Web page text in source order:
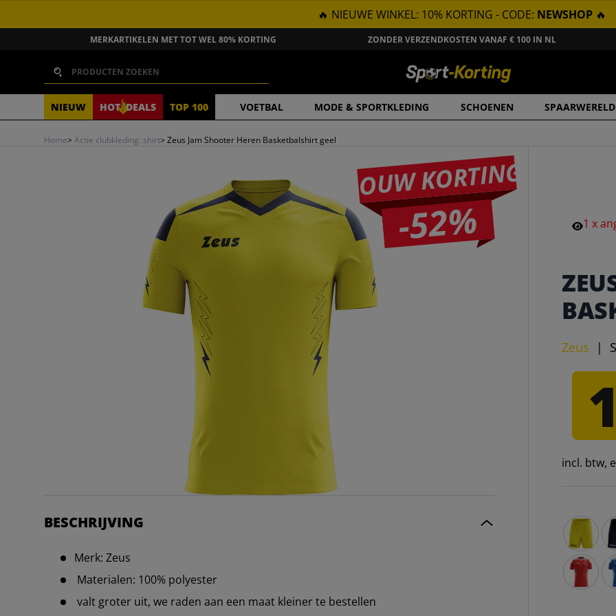
GA NAAR INHOUD
🔥 NIEUWE WINKEL: 10% KORTING - CODE: NEWSHOP 🔥
MERKARTIKELEN MET TOT WEL 80% KORTING ZONDER VERZENDKOSTEN VANAF € 100 IN NL
NIEUW HOT DEALS TOP 100 VOETBAL MODE & SPORTKLEDING SCHOENEN SPAARWERELD
Zoeken
Home> Actie clubkleding: shirt> Zeus Jam Shooter Heren Basketbalshirt geel
JOUW KORTING
-52%
BESCHRIJVING
Merk: Zeus
Materialen: 100% polyester
valt groter uit, we raden aan een maat kleiner te bestellen
1x
Zeus |
incl. btw,
Zeus Jam